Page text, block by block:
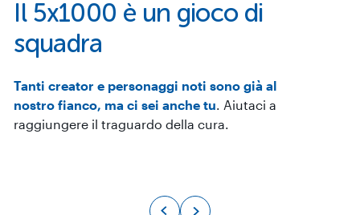
Il 5x1000 è un gioco di
squadra
Tanti creator e personaggi noti sono già al
nostro fianco, ma ci sei anche tu . Aiutaci a
raggiungere il traguardo della cura.
Luca Zingaretti
ATTORE, REGISTA E AMBASCIATORE DI